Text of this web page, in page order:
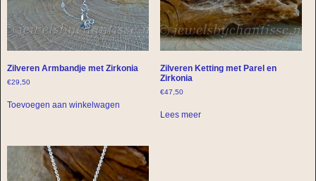
Zilveren Armbandje met Zirkonia
€29,50
Toevoegen aan winkelwagen
Zilveren Ketting met Parel en
Zirkonia
€47,50
Lees meer